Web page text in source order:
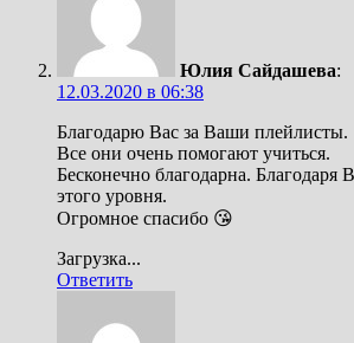
Юлия Сайдашева:
12.03.2020 в 06:38
Благодарю Вас за Ваши плейлисты.
Все они очень помогают учиться.
Бесконечно благодарна. Благодаря
этого уровня.
Огромное спасибо 😘
Загрузка...
Ответить